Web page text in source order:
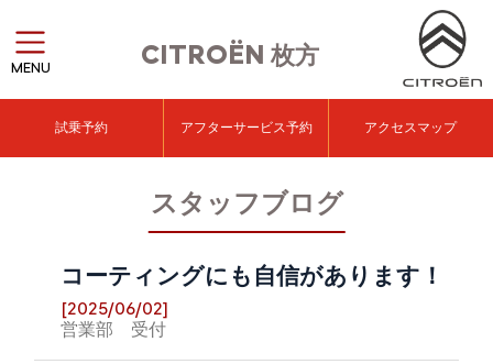
CITROËN 枚方
MENU
試乗予約 アフターサービス予約 アクセスマップ
スタッフブログ
コーティングにも自信があります！
[2025/06/02]
営業部 受付